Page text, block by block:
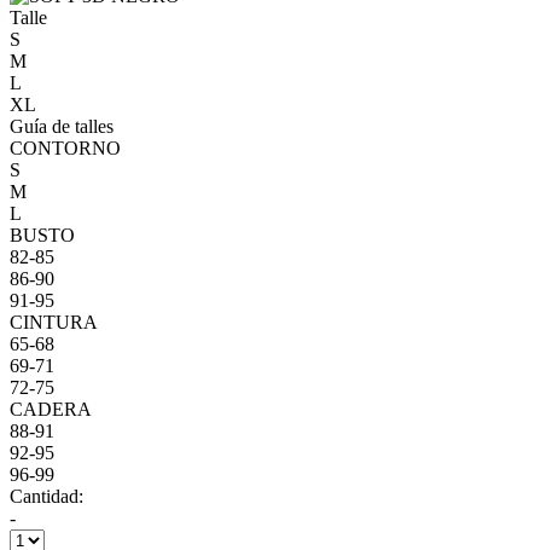
Talle
S
M
L
XL
Guía de talles
CONTORNO
S
M
L
BUSTO
82-85
86-90
91-95
CINTURA
65-68
69-71
72-75
CADERA
88-91
92-95
96-99
Cantidad:
-